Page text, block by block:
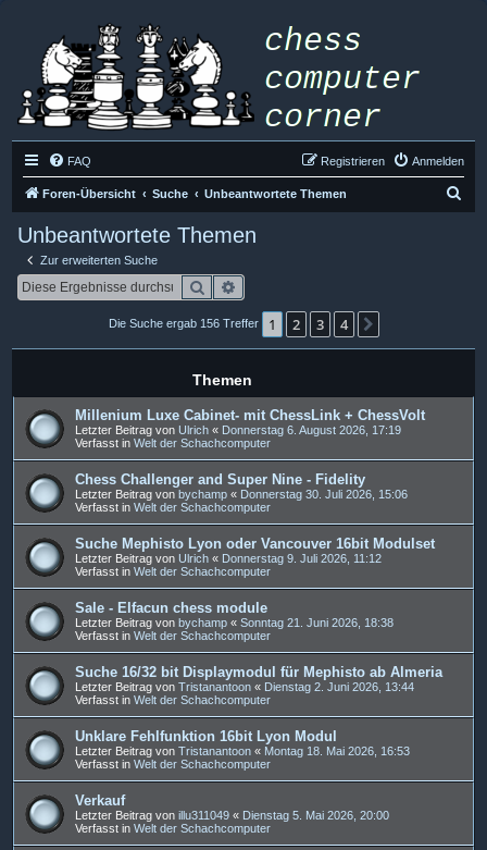
FAQ Anmelden
Registrieren
Foren-Übersicht Suche Unbeantwortete Themen
Unbeantwortete Themen
Zur erweiterten Suche
Suche
Die Suche ergab 156 Treffer 1 2 3 4
Themen
Millenium Luxe Cabinet- mit ChessLink + ChessVolt
Letzter Beitrag von Ulrich « Donnerstag 6. August 2026, 17:19
Verfasst in Welt der Schachcomputer
Chess Challenger and Super Nine - Fidelity
Letzter Beitrag von bychamp « Donnerstag 30. Juli 2026, 15:06
Verfasst in Welt der Schachcomputer
Suche Mephisto Lyon oder Vancouver 16bit Modulset
Letzter Beitrag von Ulrich « Donnerstag 9. Juli 2026, 11:12
Verfasst in Welt der Schachcomputer
Sale - Elfacun chess module
Letzter Beitrag von bychamp « Sonntag 21. Juni 2026, 18:38
Verfasst in Welt der Schachcomputer
Suche 16/32 bit Displaymodul für Mephisto ab Almeria
Letzter Beitrag von Tristanantoon « Dienstag 2. Juni 2026, 13:44
Verfasst in Welt der Schachcomputer
Unklare Fehlfunktion 16bit Lyon Modul
Letzter Beitrag von Tristanantoon « Montag 18. Mai 2026, 16:53
Verfasst in Welt der Schachcomputer
Verkauf
Letzter Beitrag von illu311049 « Dienstag 5. Mai 2026, 20:00
Verfasst in Welt der Schachcomputer